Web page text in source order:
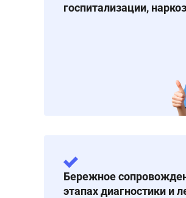
госпитализации,
Бережное
этапах диагностики и